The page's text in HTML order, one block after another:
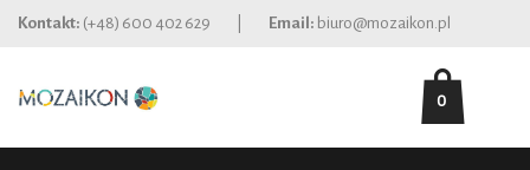
Kontakt: (+48) 600 402 629 Email: biuro@mozaikon.pl
0